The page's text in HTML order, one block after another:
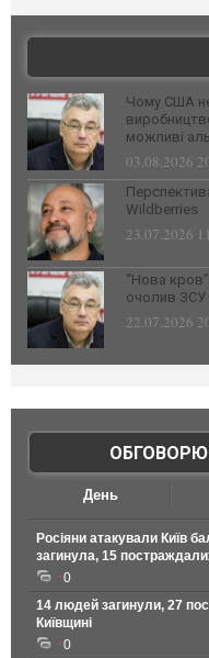
Чому США не
можливі
03.08.2026
Wildberries
23.07.2026
“Нова
очолив ЗСУ
22.07.2026
День
Росіяни атакували Київ
загинула, 15
0
14 людей загинули, 27
Київщині
0